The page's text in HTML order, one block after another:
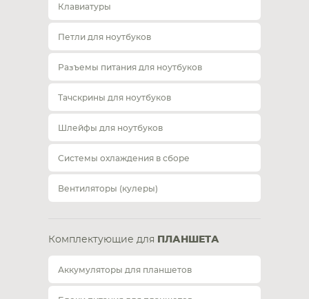
Клавиатуры
Петли для ноутбуков
Разъемы питания для ноутбуков
Тачскрины для ноутбуков
Шлейфы для ноутбуков
Системы охлаждения в сборе
Вентиляторы (кулеры)
Комплектующие для ПЛАНШЕТА
Аккумуляторы для планшетов